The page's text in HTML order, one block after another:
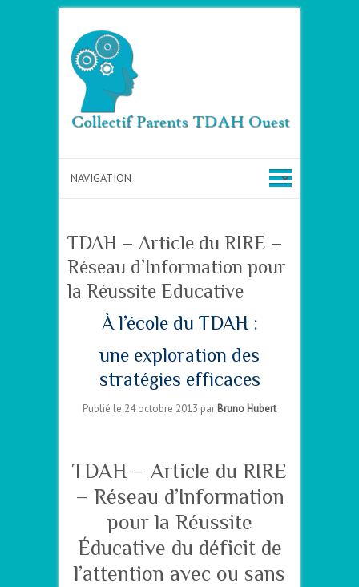
TDAH – Article du RIRE –
Réseau d’Information pour
la Réussite Educative
À l’école du TDAH :
une exploration des
stratégies efficaces
Publié le 24 octobre 2013 par Bruno Hubert
TDAH – Article du RIRE
– Réseau d’Information
pour la Réussite
Éducative du déficit de
l’attention avec ou sans